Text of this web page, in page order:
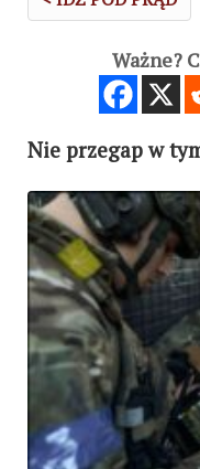
Ważne?
Nie przegap w